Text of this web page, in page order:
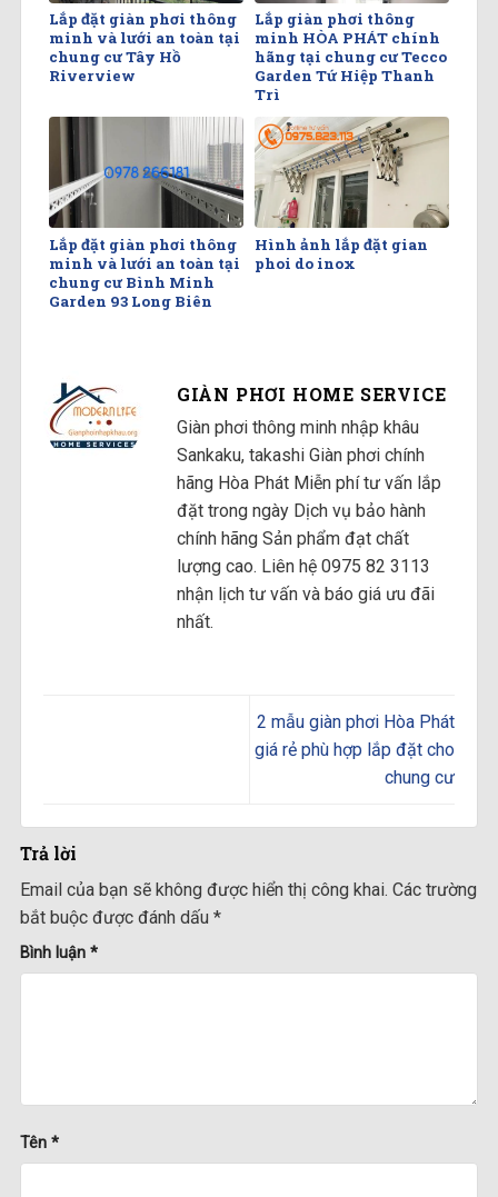
Lắp đặt giàn phơi thông
minh và lưới an toàn tại
chung cư Tây Hồ
Riverview
Lắp giàn phơi thông
minh HÒA PHÁT chính
hãng tại chung cư Tecco
Garden Tứ Hiệp Thanh
Trì
Lắp đặt giàn phơi thông
minh và lưới an toàn tại
chung cư Bình Minh
Garden 93 Long Biên
Hình ảnh lắp đặt gian
phoi do inox
GIÀN PHƠI HOME SERVICE
Giàn phơi thông minh nhập khâu
Sankaku, takashi Giàn phơi chính
hãng Hòa Phát Miễn phí tư vấn lắp
đặt trong ngày Dịch vụ bảo hành
chính hãng Sản phẩm đạt chất
lượng cao. Liên hệ 0975 82 3113
nhận lịch tư vấn và báo giá ưu đãi
nhất.
2 mẫu giàn phơi Hòa Phát
giá rẻ phù hợp lắp đặt cho
chung cư
Trả lời
Email của bạn sẽ không được hiển thị công khai. Các trường
bắt buộc được đánh dấu *
Bình luận *
Tên *